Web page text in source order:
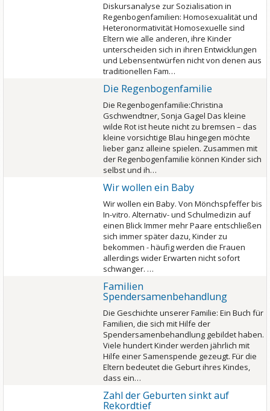
Diskursanalyse zur Sozialisation in
Regenbogenfamilien: Homosexualität und
Heteronormativität Homosexuelle sind
Eltern wie alle anderen, ihre Kinder
unterscheiden sich in ihren Entwicklungen
und Lebensentwürfen nicht von denen aus
traditionellen Fam…
Die Regenbogenfamilie
Die Regenbogenfamilie:Christina
Gschwendtner, Sonja Gagel Das kleine
wilde Rot ist heute nicht zu bremsen – das
kleine vorsichtige Blau hingegen möchte
lieber ganz alleine spielen. Zusammen mit
der Regenbogenfamilie können Kinder sich
selbst und ih…
Wir wollen ein Baby
Wir wollen ein Baby. Von Mönchspfeffer bis
In-vitro. Alternativ- und Schulmedizin auf
einen Blick Immer mehr Paare entschließen
sich immer später dazu, Kinder zu
bekommen - häufig werden die Frauen
allerdings wider Erwarten nicht sofort
schwanger. …
Familien
Spendersamenbehandlung
Die Geschichte unserer Familie: Ein Buch für
Familien, die sich mit Hilfe der
Spendersamenbehandlung gebildet haben.
Viele hundert Kinder werden jährlich mit
Hilfe einer Samenspende gezeugt. Für die
Eltern bedeutet die Geburt ihres Kindes,
dass ein…
Zahl der Geburten sinkt auf
Rekordtief